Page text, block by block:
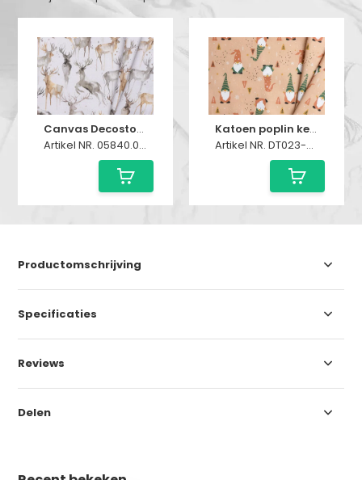
Canvas Decostof Herten Linnen
Artikel NR. 05840.007
Katoen poplin kerstkabouters nude fauve
Artikel NR. DT023-94837
Productomschrijving
Specificaties
Reviews
Delen